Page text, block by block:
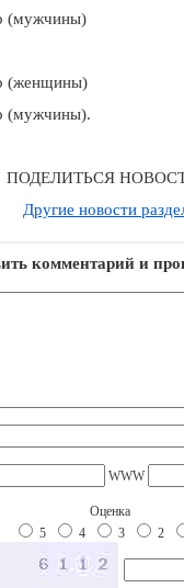
(мужчины)
(женщины)
(мужчины).
ПОДЕЛИТЬСЯ
Другие новости
комментарий и
WWW
Оценка
5
4 3 2